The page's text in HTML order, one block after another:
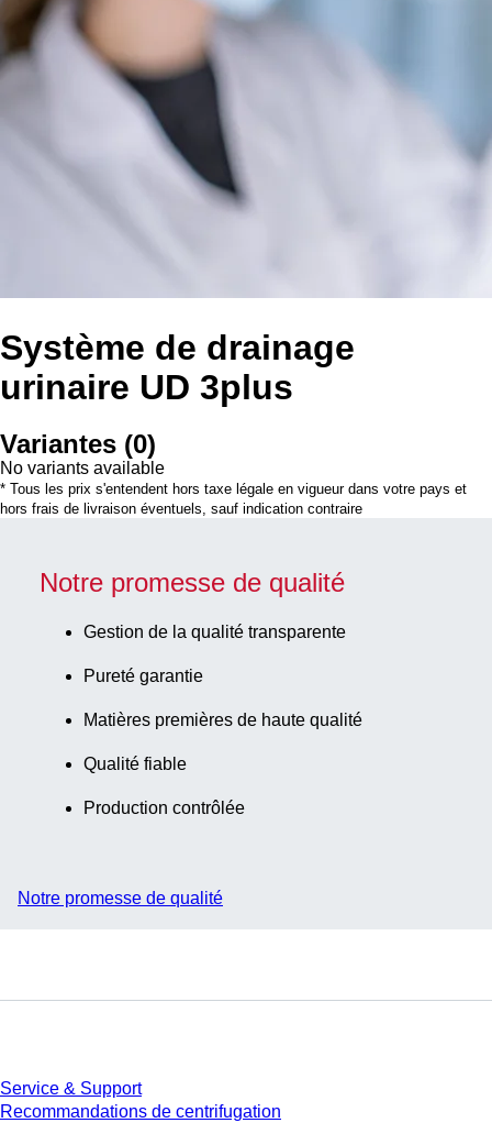
Système de drainage
urinaire UD 3plus
Variantes (0)
No variants available
* Tous les prix s'entendent hors taxe légale en vigueur dans votre pays et
hors frais de livraison éventuels, sauf indication contraire
Notre promesse de qualité
Gestion de la qualité transparente
Pureté garantie
Matières premières de haute qualité
Qualité fiable
Production contrôlée
Notre promesse de qualité
Service & Support
Recommandations de centrifugation